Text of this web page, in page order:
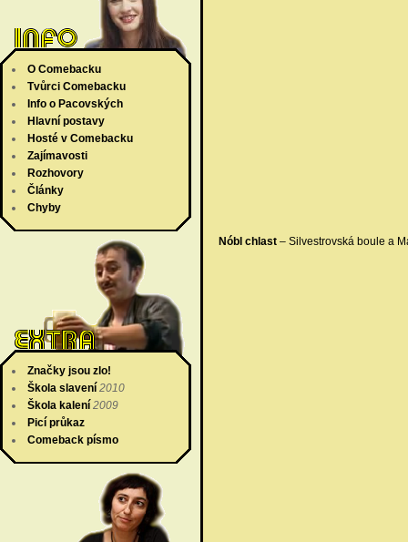
O Comebacku
Tvůrci Comebacku
Info o Pacovských
Hlavní postavy
Hosté v Comebacku
Zajímavosti
Rozhovory
Články
Chyby
Značky jsou zlo!
Škola slavení 2010
Škola kalení 2009
Picí průkaz
Comeback písmo
Nóbl chlast – Silvestrovská boule a